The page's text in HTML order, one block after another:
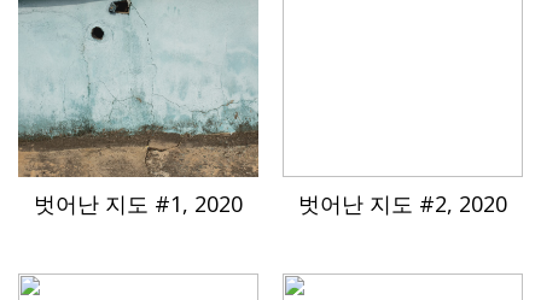
벗어난 지도 #1, 2020 벗어난 지도 #2, 2020